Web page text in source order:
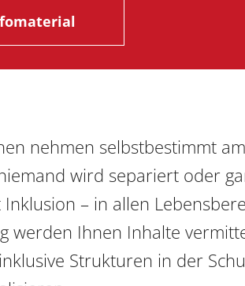
nehmen selbstbestimmt
wird separiert oder
– in allen
werden Ihnen Inhalte
Strukturen in der